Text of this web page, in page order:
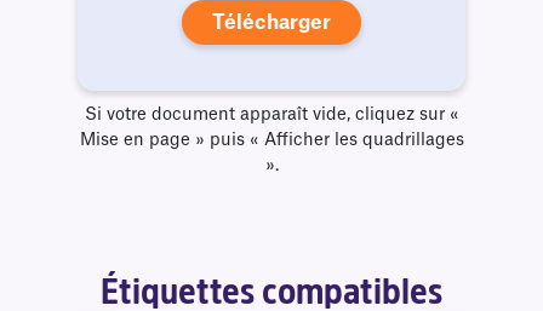
Télécharger
Si votre document apparaît vide, cliquez sur «
Mise en page » puis « Afficher les quadrillages
».
Étiquettes compatibles